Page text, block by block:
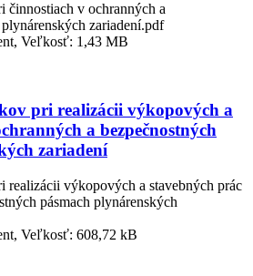
činnostiach v ochranných a
zariadení.pdf
Veľkosť: 1,43 MB
pri realizácii výkopových a
a bezpečnostných
zariadení
realizácii výkopových a stavebných prác
pásmach plynárenských
Veľkosť: 608,72 kB